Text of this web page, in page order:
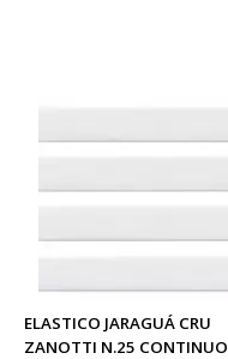
ELASTICO JARAGUÁ CRU
ZANOTTI N.25 CONTINUO